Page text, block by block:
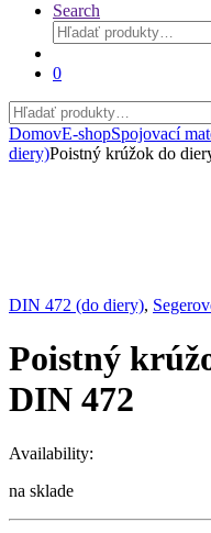
Search
Hľadať:
0
Hľadať:
DomovE-shopSpojovací
diery)Poistný krúžok do
DIN 472 (do diery),
Poistný
DIN 472
Availability:
na sklade